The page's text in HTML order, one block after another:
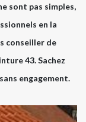
sont pas simples,
en la
conseiller de
43. Sachez
engagement.